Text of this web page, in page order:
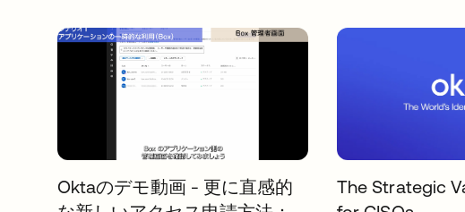
Oktaのデモ動画 - 更に直感的
The Strategic